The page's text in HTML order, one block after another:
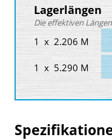
Lagerlängen
Die effektiven
1 x 2.206 M
1 x 5.290 M